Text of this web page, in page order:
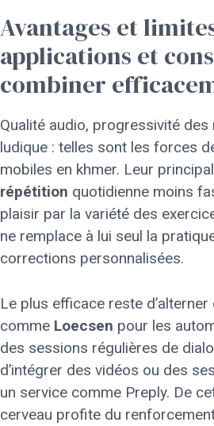
Avantages et
applications et
combiner
Qualité audio, progressivité des
ludique : telles sont les forces
mobiles en khmer. Leur
répétition quotidienne moins
plaisir par la variété des
ne remplace à lui seul la
corrections personnalisées.
Le plus efficace reste
comme Loecsen pour les
des sessions régulières de
d’intégrer des vidéos ou des
un service comme Preply. De
cerveau profite du